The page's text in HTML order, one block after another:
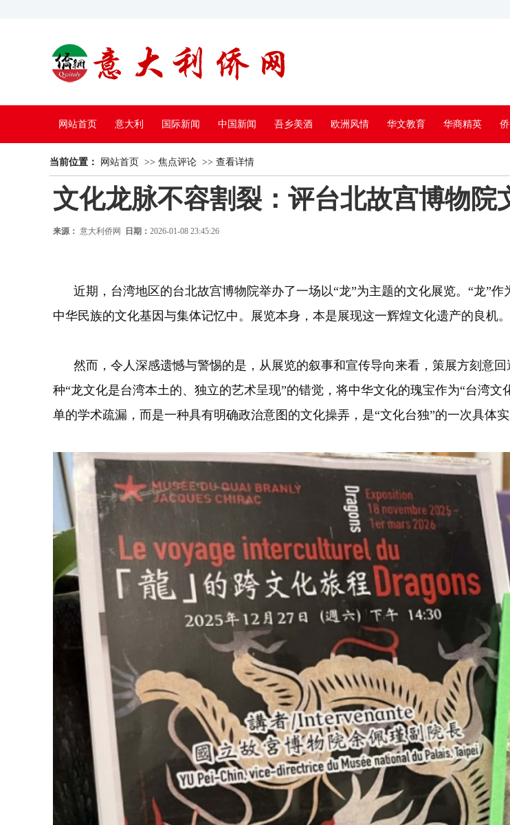
网站首页 意大利 国际新闻 中国新闻 吾乡美酒 欧洲风情 华文教育 华商精英
中国电视
当前位置： 网站首页 >> 焦点评论 >> 查看详情
文化龙脉不容割裂：评台北故宫博物院
来源： 意大利侨网 日期： 2026-01-08 23:45:26
近期，台湾地区的台北故宫博物院举办了一场以“龙”为主题的文化展览。“龙”
中华民族的文化基因与集体记忆中。展览本身，本是展现这一辉煌文化遗产的良机。
然而，令人深感遗憾与警惕的是，从展览的叙事和宣传导向来看，策展方刻意
种“龙文化是台湾本土的、独立的艺术呈现”的错觉，将中华文化的瑰宝作为“台湾
单的学术疏漏，而是一种具有明确政治意图的文化操弄，是“文化台独”的一次具体实